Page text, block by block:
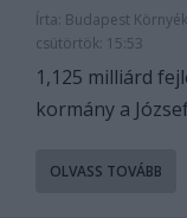
Írta: Budapest
csütörtök: 15:53
1,125 milliárd
kormány a
OLVASS TOVÁBB